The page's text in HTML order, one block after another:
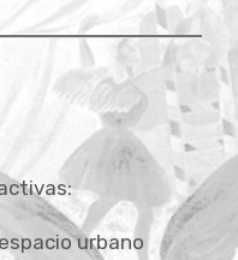
Child-
Menü
urbano